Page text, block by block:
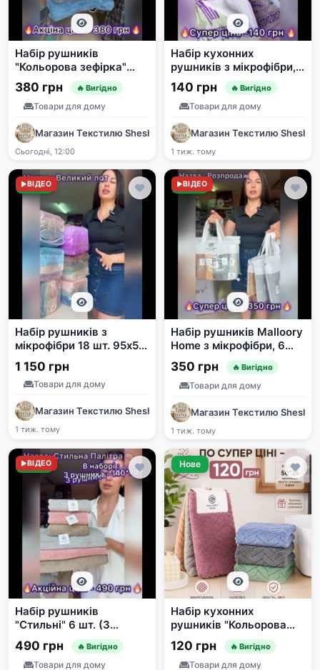
Набір рушників
"Кольорова зефірка"
95x50 см, 6 шт.
380 грн 🔥 Вигідно
Товари для дому
Магазин Текстилю SheshaShop
Сьогодні, 12:00
Набір кухонних
рушників з мікрофібри,
3 шт.
140 грн 🔥 Вигідно
Товари для дому
Магазин Текстилю
1 тиж. тому
Нове
ВІДЕО
Набір рушників з
мікрофібри 18 шт. 95х50
см + килимок в
подарунок
1 150 грн
Товари для дому
Магазин Текстилю SheshaShop
1 тиж. тому
Нове
ВІДЕО
Набір рушників Malloory
Home з мікрофібри, 6
шт.
350 грн 🔥 Вигідно
Товари для дому
Магазин Текстилю
1 тиж. тому
Нове
ВІДЕО
Набір рушників
"Стильні" 6 шт. (3
банних 140x70 см, 3 для
обличчя 95x50 см) 490
грн
490 грн 🔥 Вигідно
Товари для дому
Нове
Набір кухонних
рушників "Кольорова
ялинка" з мікрофібри
50x25 см, 6 шт.
120 грн 🔥 Вигідно
Товари для дому